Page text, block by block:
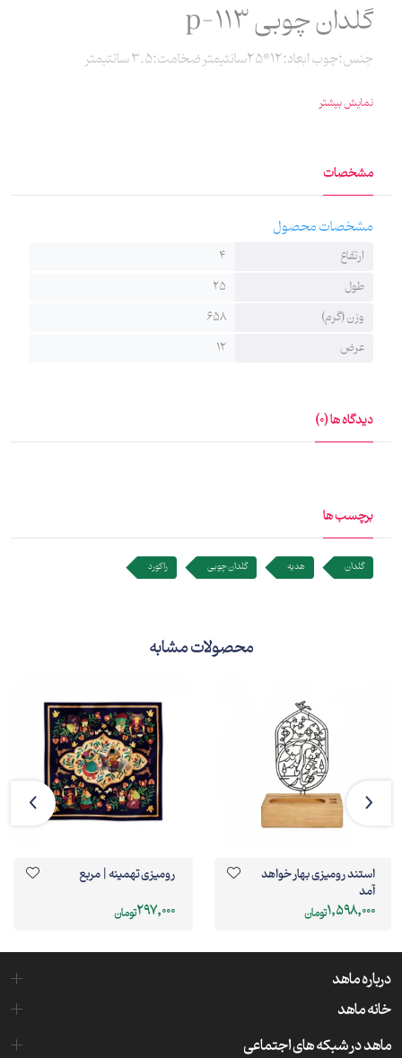
گلدان چوبی p-113
جنس:چوب ابعاد:12*25سانتیمتر ضخامت:3.5 سانتیمتر
نمایش بیشتر
مشخصات
مشخصات محصول
ارتفاع
4
طول
25
وزن (گرم)
658
عرض
12
دیدگاه ها (0)
برچسب ها
گلدان هدیه گلدان چوبی راکورد
محصولات مشابه
استند رومیزی بهار خواهد
آمد
1,598,000تومان
رومیزی تهمینه | مربع
297,000تومان
درباره ماهد
خانه ماهد
ماهد در شبکه های اجتماعی